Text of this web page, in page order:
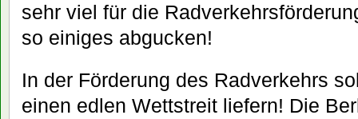
sehr viel für die
so einiges abgucken!
In der Förderung des Radverkehrs
einen edlen Wettstreit liefern! Die